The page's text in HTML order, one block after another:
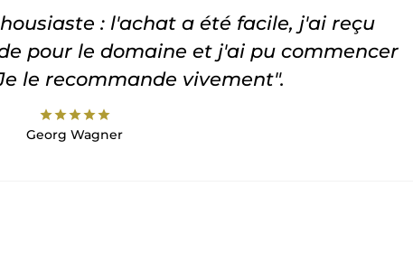
: l'achat a été facile, j'ai reçu
pour le domaine et j'ai pu commencer
le recommande vivement".
starstarstarstarstar
Georg Wagner